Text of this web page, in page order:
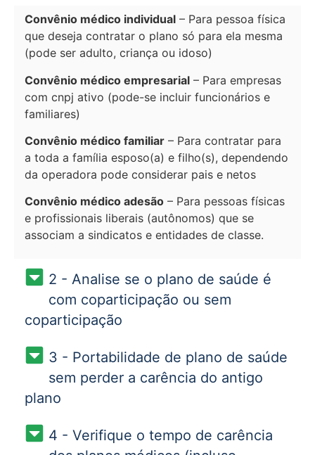
Convênio médico individual – Para pessoa física
que deseja contratar o plano só para ela mesma
(pode ser adulto, criança ou idoso)
Convênio médico empresarial – Para empresas
com cnpj ativo (pode-se incluir funcionários e
familiares)
Convênio médico familiar – Para contratar para
a toda a família esposo(a) e filho(s), dependendo
da operadora pode considerar pais e netos
Convênio médico adesão – Para pessoas físicas
e profissionais liberais (autônomos) que se
associam a sindicatos e entidades de classe.
2 - Analise se o plano de saúde é
com coparticipação ou sem
coparticipação
3 - Portabilidade de plano de saúde
sem perder a carência do antigo
plano
4 - Verifique o tempo de carência